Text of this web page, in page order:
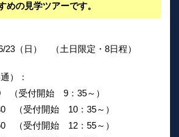
めの見学ツアーです。
23（日） （土日限定・8日程）
）：
（受付開始 9：35～）
（受付開始 10：35～）
（受付開始 12：55～）